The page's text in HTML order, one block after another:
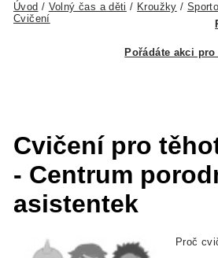
Úvod / Volný čas a děti / Kroužky /
Cvičení
Pořádáte akci
Cvičení pro
- Centrum
asistentek
Proč